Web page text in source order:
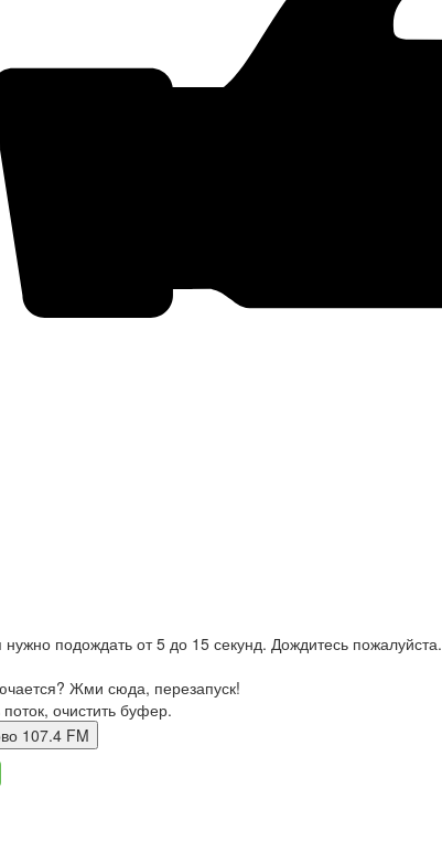
подождать от 5 до 15 секунд. Дождитесь пожалуйста.
Жми сюда, перезапуск!
очистить буфер.
107.4 FM